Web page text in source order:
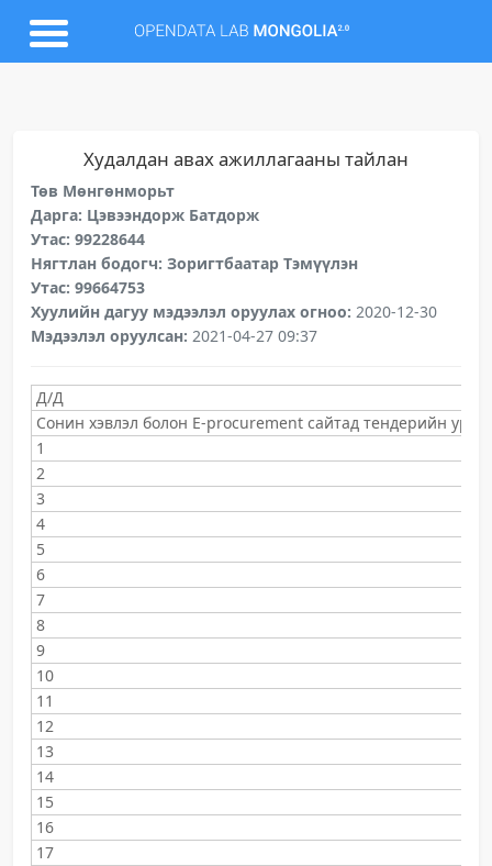
Худалдан авах ажиллагааны тайлан
Төв Мөнгөнморьт
Дарга: Цэвээндорж Батдорж
Утас: 99228644
Нягтлан бодогч: Зоригтбаатар Тэмүүлэн
Утас: 99664753
Хуулийн дагуу мэдээлэл оруулах огноо: 2020-12-30
Мэдээлэл оруулсан: 2021-04-27 09:37
Д/Д
Сонин хэвлэл болон E-procurement сайтад тендерийн
1
2
3
4
5
6
7
8
9
10
11
12
13
14
15
16
17